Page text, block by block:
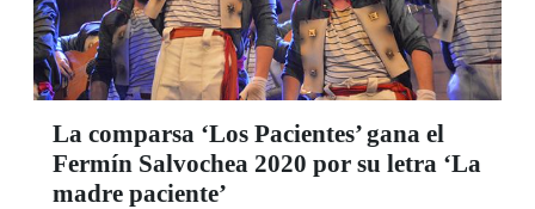
rendir", advirtió.
La comparsa ‘Los Pacientes’ gana el
Fermín Salvochea 2020 por su letra ‘La
madre paciente’